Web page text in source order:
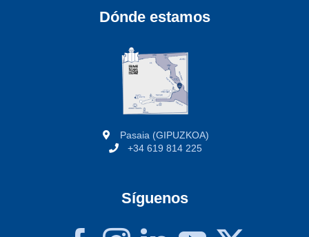
Dónde estamos
Pasaia (GIPUZKOA)
+34 619 814 225
Síguenos